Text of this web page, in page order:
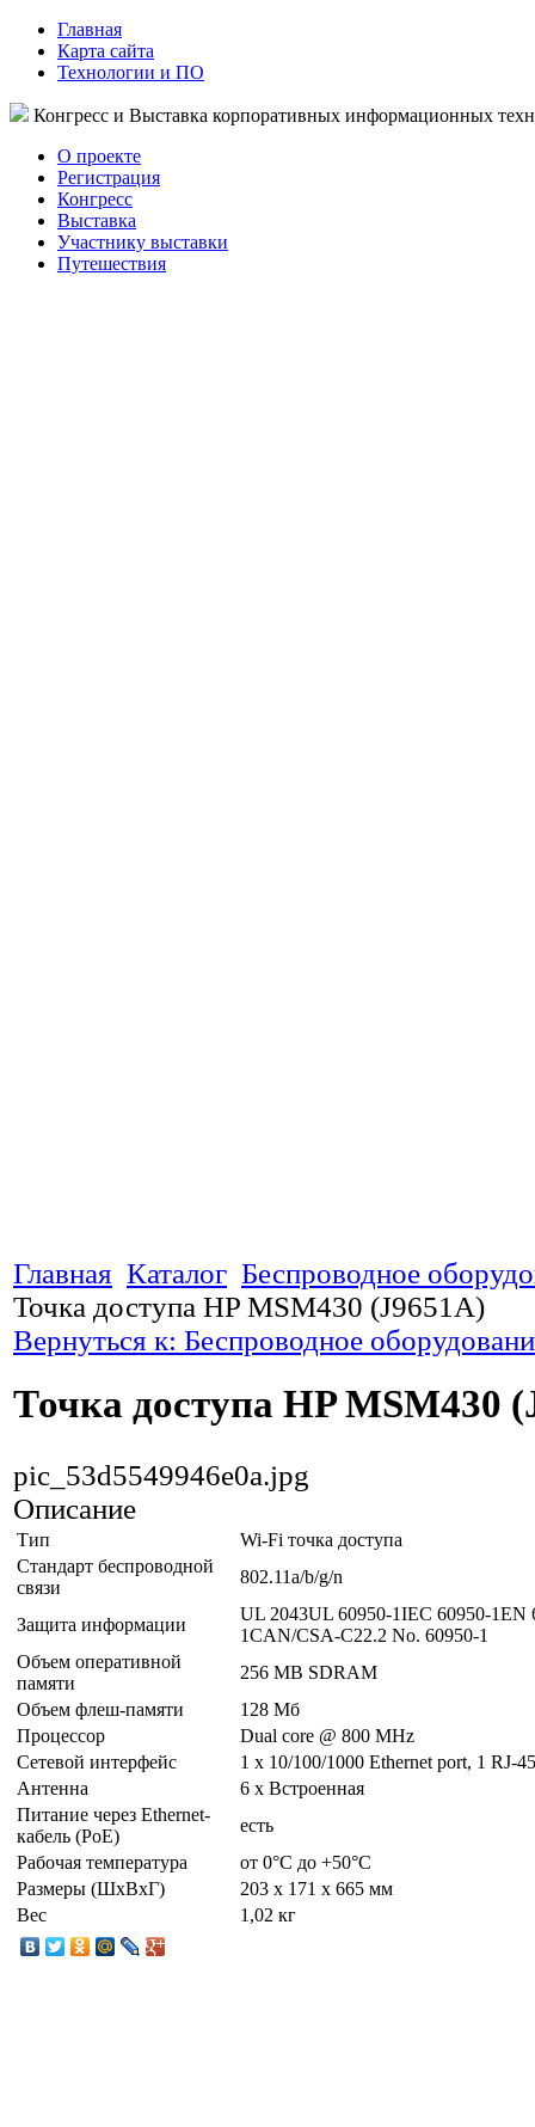
Главная
Карта сайта
Технологии и ПО
Конгресс и Выставка корпоративных информационных
О проекте
Регистрация
Конгресс
Выставка
Участнику выставки
Путешествия
Главная Каталог Беспроводное
Точка доступа HP MSM430 (J9651A)
Вернуться к: Беспроводное
Точка доступа HP MSM430
pic_53d5549946e0a.jpg
Описание
Тип
Wi-Fi точка доступа
Стандарт беспроводной
связи
802.11a/b/g/n
Защита информации
UL 2043UL 60950-1IEC 60950-1EN
1CAN/CSA-C22.2 No. 60950-1
Объем оперативной
памяти
256 MB SDRAM
Объем флеш-памяти
128 Мб
Процессор
Dual core @ 800 MHz
Сетевой интерфейс
1 x 10/100/1000 Ethernet port, 1 RJ-
Антенна
6 x Встроенная
Питание через Ethernet-
кабель (PoE)
есть
Рабочая температура
от 0°C до +50°С
Размеры (ШxВxГ)
203 x 171 x 665 мм
Вес
1,02 кг